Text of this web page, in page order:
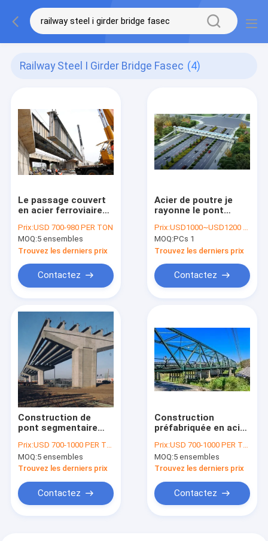
Railway Steel I Girder Bridge Fasec (4)
Le passage couvert
en acier ferroviaire
conception de pont à
poutres d'I a
préfabriqué
Prix:USD 700-980 PER TON
MOQ:5 ensembles
Trouvez les derniers prix
Contactez
Acier de poutre je
rayonne le pont
au-dessus de la
route la rivière que
ferroviaire a biaisée
incurvé
Prix:USD1000~USD1200 per ton
MOQ:PCs 1
Trouvez les derniers prix
Contactez
Construction de
pont segmentaire
béton en acier de
poutre en tôle
Prix:USD 700-1000 PER TON
MOQ:5 ensembles
Trouvez les derniers prix
Contactez
Construction
préfabriquée en acier
conception de pont à
poutres lourde
Prix:USD 700-1000 PER TON
MOQ:5 ensembles
Trouvez les derniers prix
Contactez